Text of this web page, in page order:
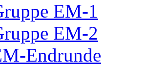
EM-1
EM-2
Endrunde